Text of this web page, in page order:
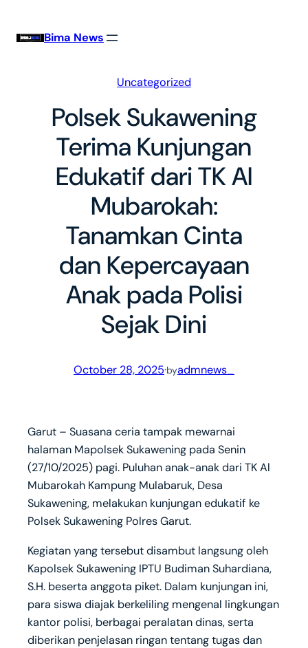
Bima News
Uncategorized
Polsek Sukawening
Terima Kunjungan
Edukatif dari TK Al
Mubarokah:
Tanamkan Cinta
dan Kepercayaan
Anak pada Polisi
Sejak Dini
October 28, 2025·byadmnews_
Garut – Suasana ceria tampak mewarnai
halaman Mapolsek Sukawening pada Senin
(27/10/2025) pagi. Puluhan anak-anak dari TK Al
Mubarokah Kampung Mulabaruk, Desa
Sukawening, melakukan kunjungan edukatif ke
Polsek Sukawening Polres Garut.
Kegiatan yang tersebut disambut langsung oleh
Kapolsek Sukawening IPTU Budiman Suhardiana,
S.H. beserta anggota piket. Dalam kunjungan ini,
para siswa diajak berkeliling mengenal lingkungan
kantor polisi, berbagai peralatan dinas, serta
diberikan penjelasan ringan tentang tugas dan